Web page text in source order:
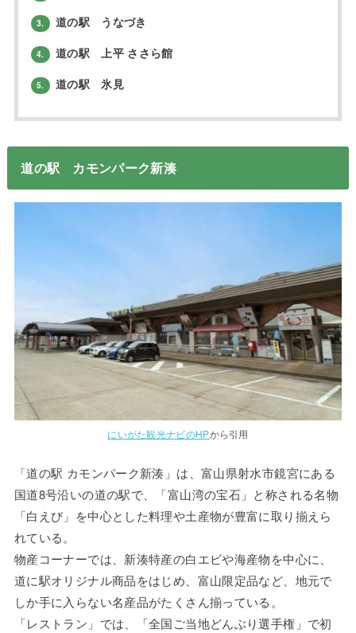
3. 道の駅 うなづき
4. 道の駅 上平 ささら館
5. 道の駅 氷見
道の駅 カモンパーク新湊
にいがた観光ナビのHPから引用
「道の駅 カモンパーク新湊」は、富山県射水市鏡宮にある
国道8号沿いの道の駅で、「富山湾の宝石」と称される名物
「白えび」を中心とした料理や土産物が豊富に取り揃えら
れている。
物産コーナーでは、新湊特産の白エビや海産物を中心に、
道に駅オリジナル商品をはじめ、富山限定品など、地元で
しか手に入らない名産品がたくさん揃っている。
「レストラン」では、「全国ご当地どんぶり選手権」で初